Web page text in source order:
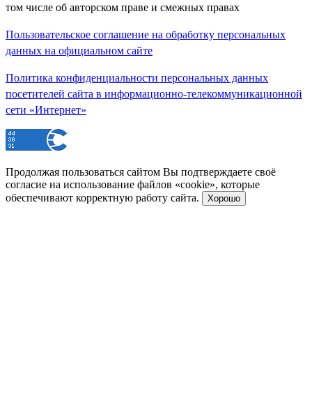
том числе об авторском праве и смежных правах
Пользовательское соглашение на обработку персональных
данных на официальном сайте
Политика конфиденциальности персональных данных
посетителей сайта в информационно-телекоммуникационной
сети «Интернет»
Продолжая пользоваться сайтом Вы подтверждаете своё
согласие на использование файлов «cookie», которые
обеспечивают корректную работу сайта.
Хорошо